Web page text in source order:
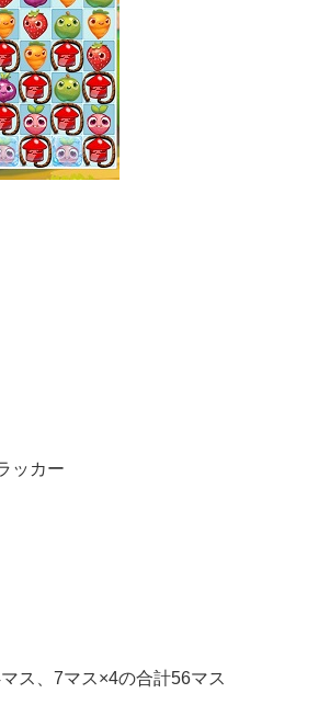
ッカー
ス、7マス×4の合計56マス